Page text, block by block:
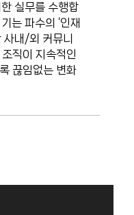
실무를 수행합
는 파수의 ‘인재
사내/외 커뮤니
직이 지속적인
끊임없는 변화